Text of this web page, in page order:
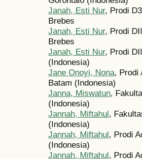
Janah, Esti Nur, Prodi
Brebes
Janah, Esti Nur, Prodi
Brebes
Janah, Esti Nur, Prodi
(Indonesia)
Jane Onoyi, Nona, Prodi
Batam (Indonesia)
Janna, Miswatun,
(Indonesia)
Jannah, Miftahul,
(Indonesia)
Jannah, Miftahul, Prodi
(Indonesia)
Jannah, Miftahul, Prodi